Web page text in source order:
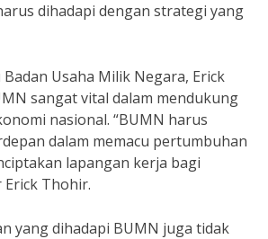
dihadapi dengan strategi yang
Usaha Milik Negara, Erick
sangat vital dalam mendukung
nasional. “BUMN harus
dalam memacu pertumbuhan
lapangan kerja bagi
Erick Thohir.
yang dihadapi BUMN juga tidak